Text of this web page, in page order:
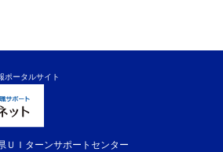
ポータルサイト
ＵＩターンサポートセンター